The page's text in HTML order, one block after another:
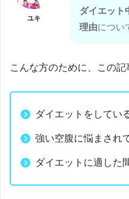
ユキ
ダイエット
理由につい
こんな方のために、この記
ダイエットをしてい
強い空腹に悩まされ
ダイエットに適した